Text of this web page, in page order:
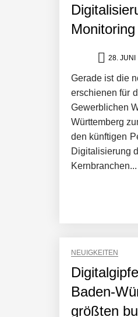
28. JUNI
Gerade ist die
erschienen für
Gewerblichen
Württemberg
den künftigen
Digitalisierung
Kernbranchen...
NEUIGKEITEN
Baden-
größten